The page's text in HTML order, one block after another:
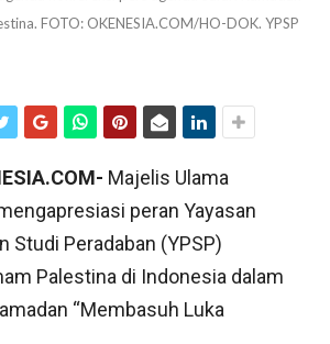
FOTO: OKENESIA.COM/HO-DOK. YPSP
Majelis Ulama
peran Yayasan
Studi Peradaban (YPSP)
Palestina di Indonesia dalam
“Membasuh Luka